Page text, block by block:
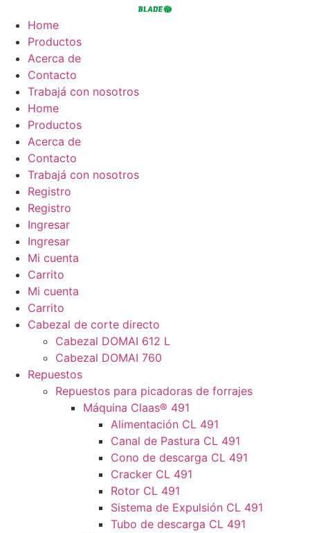
contenido
Home
Productos
Acerca de
Contacto
Trabajá con nosotros
Home
Productos
Acerca de
Contacto
Trabajá con nosotros
Registro
Registro
Ingresar
Ingresar
Mi cuenta
Carrito
Mi cuenta
Carrito
Cabezal de corte directo
Cabezal DOMAI 612 L
Cabezal DOMAI 760
Repuestos
Repuestos para picadoras de forrajes
Máquina Claas® 491
Alimentación CL 491
Canal de Pastura CL 491
Cono de descarga CL 491
Cracker CL 491
Rotor CL 491
Sistema de Expulsión CL 491
Tubo de descarga CL 491